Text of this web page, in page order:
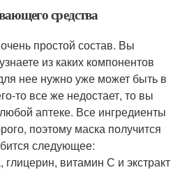
средства
простой состав. Вы
из каких компонентов
нее нужно уже может быть в
то все же недостает, то вы
аптеке. Все ингредиенты
поэтому маска получится
следующее:
витамин С и экстракт